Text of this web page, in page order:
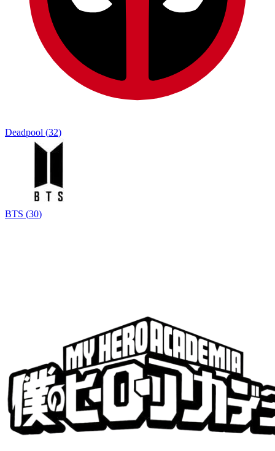
Deadpool (32)
BTS (30)